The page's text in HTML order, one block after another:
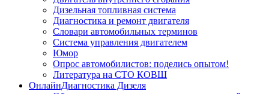
Дизельная топливная система
Диагностика и ремонт двигателя
Словари автомобильных терминов
Система управления двигателем
Юмор
Опрос автомобилистов: поделись опытом!
Литература на СТО КОВШ
ОнлайнДиагностика Дизеля